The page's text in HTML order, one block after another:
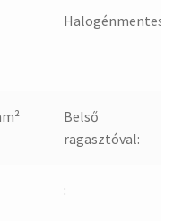
Halogénmentes:
Belső
ragasztóval:
: